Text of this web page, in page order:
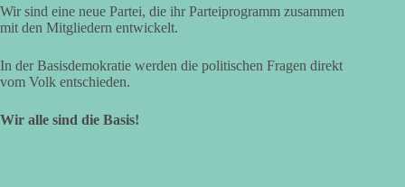
Wir sind eine neue Partei, die ihr Parteiprogramm zusammen
mit den Mitgliedern entwickelt.
In der Basisdemokratie werden die politischen Fragen direkt
vom Volk entschieden.
Wir alle sind die Basis!